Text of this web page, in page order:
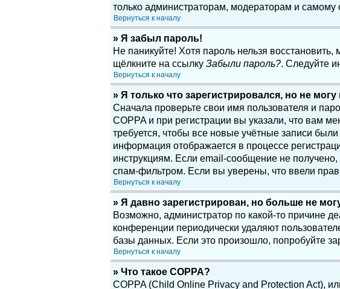
только администраторам, модераторам и
Вернуться к началу
» Я забыл пароль!
Не паникуйте! Хотя пароль нельзя
щёлкните на ссылку Забыли пароль?. Следуйте
Вернуться к началу
» Я только что зарегистрировался, но не могу
Сначала проверьте свои имя пользователя и
COPPA и при регистрации вы указали, что вам
требуется, чтобы все новые учётные записи
информация отображается в процессе
инструкциям. Если email-сообщение не
спам-фильтром. Если вы уверены, что ввели
Вернуться к началу
» Я давно зарегистрирован, но больше не
Возможно, администратор по какой-то причине
конференции периодически удаляют
базы данных. Если это произошло, попробуйте
Вернуться к началу
» Что такое COPPA?
COPPA (Child Online Privacy and Protection Act),